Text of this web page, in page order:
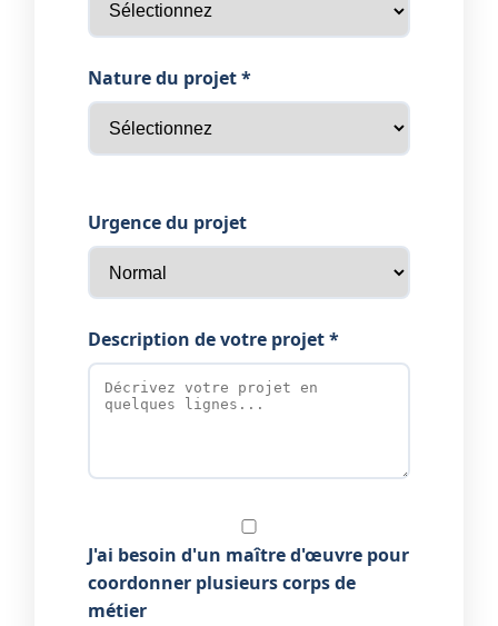
Nature du projet *
Urgence du projet
Description de votre projet *
J'ai besoin d'un maître d'œuvre pour
coordonner plusieurs corps de
métier